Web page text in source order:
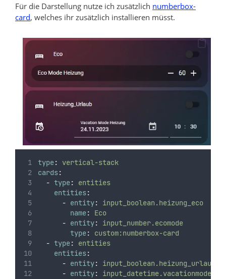
Für die Darstellung nutze ich zusätzlich numberbox-
card, welches ihr zusätzlich installieren müsst.
type:
vertical-stack
cards:
- type:
entities
entities:
- entity:
input_boolean.heizung_eco
name:
Eco
- entity:
input_number.ecomode
type:
custom:numberbox-card
- type:
entities
entities:
- entity:
input_boolean.heizung_urlaub
- entity: input_datetime.vacationmode